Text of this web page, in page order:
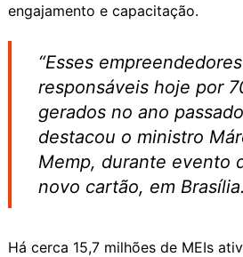
engajamento e capacitação.
“Esses
responsáveis hoje por
gerados no ano
destacou o ministro
Memp, durante evento
novo cartão, em Brasília.
Há cerca 15,7 milhões de MEIs